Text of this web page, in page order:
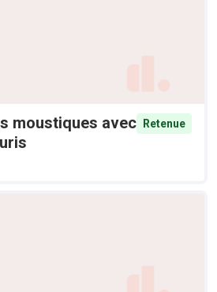
moustiques avec
Retenue